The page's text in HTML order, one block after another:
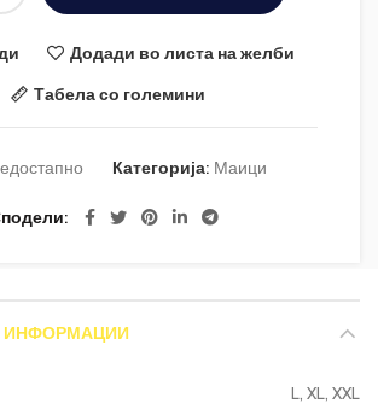
Додади во листа на желби
Табела со големини
Категорија: Маици
ИНФОРМАЦИИ
L, XL, XXL